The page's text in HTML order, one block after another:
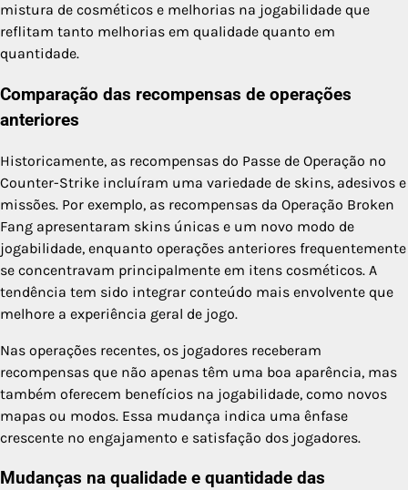
mistura de cosméticos e melhorias na jogabilidade que
reflitam tanto melhorias em qualidade quanto em
quantidade.
Comparação das recompensas de operações
anteriores
Historicamente, as recompensas do Passe de Operação no
Counter-Strike incluíram uma variedade de skins, adesivos e
missões. Por exemplo, as recompensas da Operação Broken
Fang apresentaram skins únicas e um novo modo de
jogabilidade, enquanto operações anteriores frequentemente
se concentravam principalmente em itens cosméticos. A
tendência tem sido integrar conteúdo mais envolvente que
melhore a experiência geral de jogo.
Nas operações recentes, os jogadores receberam
recompensas que não apenas têm uma boa aparência, mas
também oferecem benefícios na jogabilidade, como novos
mapas ou modos. Essa mudança indica uma ênfase
crescente no engajamento e satisfação dos jogadores.
Mudanças na qualidade e quantidade das